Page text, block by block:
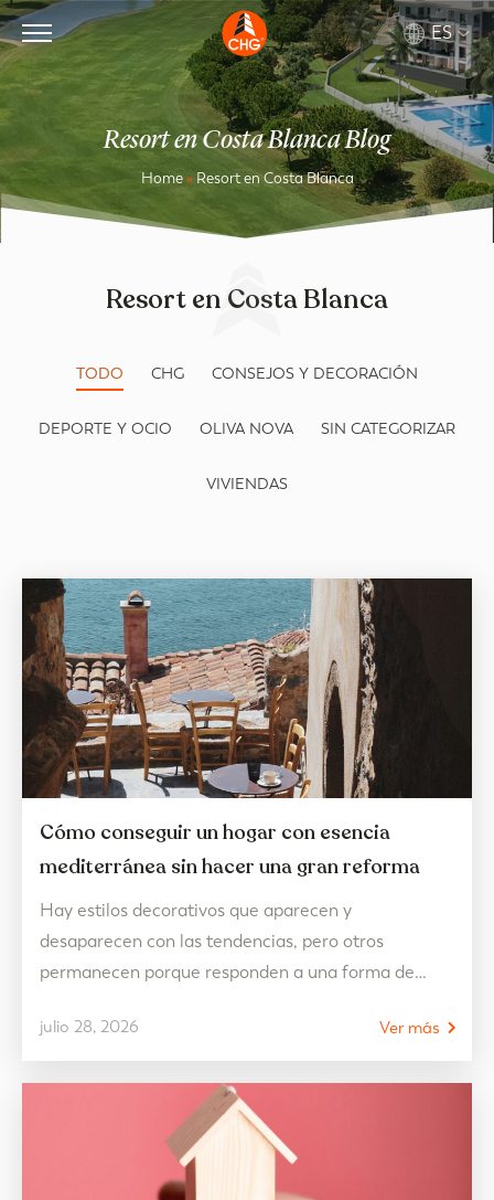
ES
Resort en Costa Blanca Blog
Home» Resort en Costa Blanca
Resort en Costa Blanca
TODO CHG CONSEJOS Y DECORACIÓN
DEPORTE Y OCIO OLIVA NOVA SIN CATEGORIZAR
VIVIENDAS
Cómo conseguir un hogar con esencia
mediterránea sin hacer una gran reforma
julio 28, 2026
Hay estilos decorativos que aparecen y
desaparecen con las tendencias, pero otros
permanecen porque responden a una forma de
ellos. Más allá de una cuestión estética, representa
un hogar pensado para disfrutar de la luz, de los
espacios abiertos y de una vida más tranquila,
Ver más